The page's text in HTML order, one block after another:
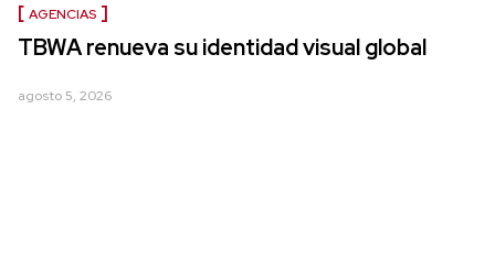
AGENCIAS
TBWA renueva su identidad visual global
agosto 5, 2026